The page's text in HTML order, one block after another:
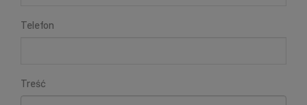
Telefon
Treść